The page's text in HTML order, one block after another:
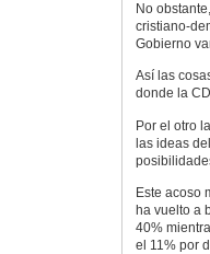
No
cristiano-
Gobierno
Así las
donde la
Por el otro
las ideas
Este acoso
ha vuelto a
40%
el 11% por